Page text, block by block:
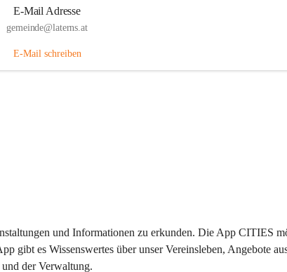
E-Mail Adresse
gemeinde@laterns.at
E-Mail schreiben
und Informationen zu erkunden. Die App CITIES
gibt es Wissenswertes über unser Vereinsleben, Angebote
der Verwaltung.